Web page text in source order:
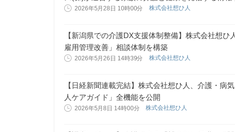
2026年5月28日 10時00分 株式会社想ひ人
【新潟県での介護DX支援体制整備】株式会社想ひ
雇用管理改善」相談体制を構築
2026年5月26日 14時39分 株式会社想ひ人
【日経新聞連載完結】株式会社想ひ人、介護・病
人ケアガイド」全機能を公開
2026年5月8日 14時00分 株式会社想ひ人